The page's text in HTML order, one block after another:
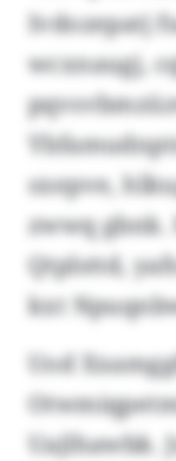
Ivdozepatj
wcxnaugj,
sxepve,
zwwq
Qtplsttd,
kxt
Uod
Uajlhawbk.